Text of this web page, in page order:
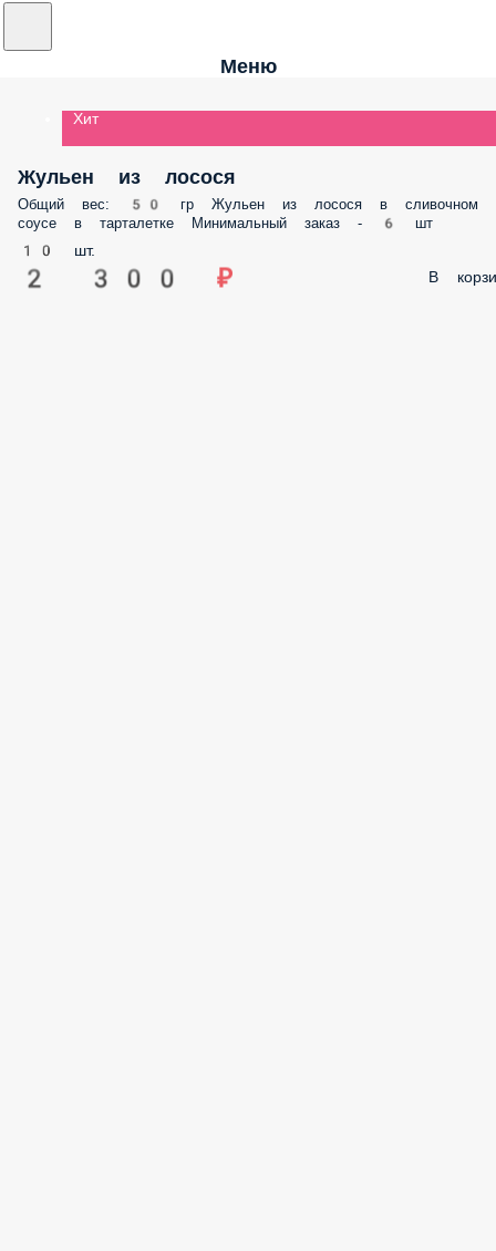
Меню
Хит
Жульен из лосося
Общий вес: 50 гр Жульен из лосося в сливочном соусе в тарталетке
Минимальный заказ - 6 шт
10 шт.
2 300 ₽ В